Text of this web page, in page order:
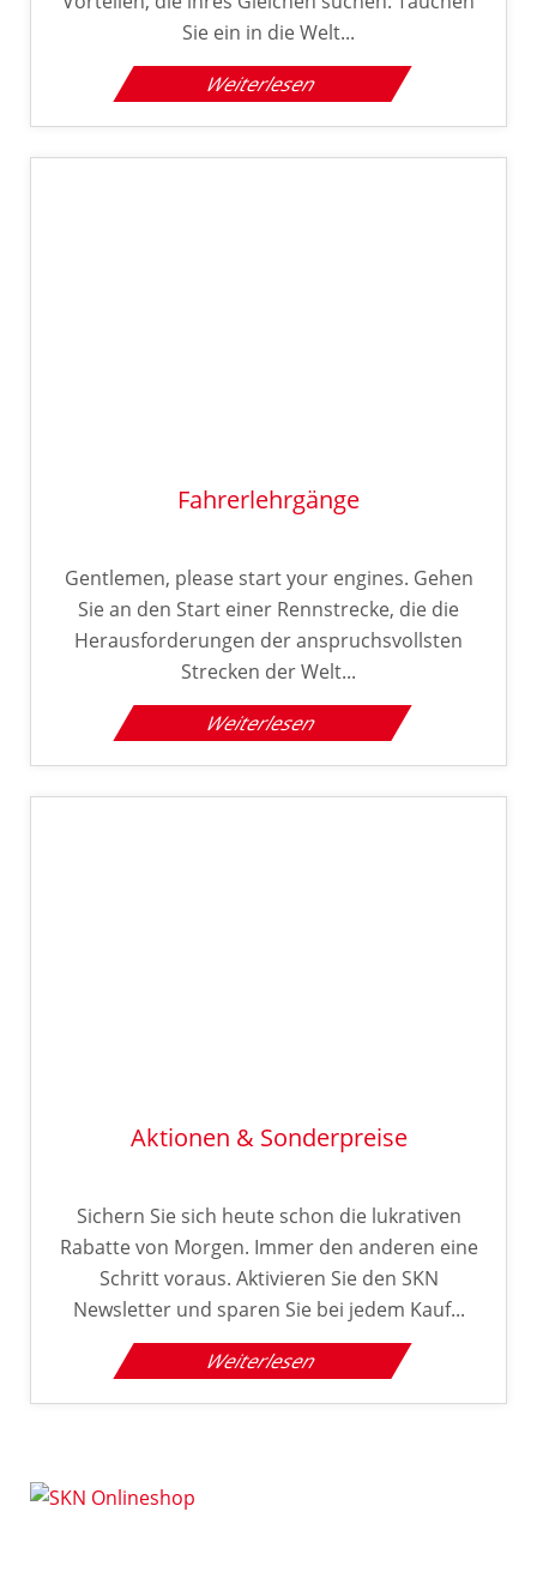
Sie ein in die Welt...
Weiterlesen
Fahrerlehrgänge
Gentlemen, please start your engines. Gehen
Sie an den Start einer Rennstrecke, die die
Herausforderungen der anspruchsvollsten
Strecken der Welt...
Weiterlesen
Aktionen & Sonderpreise
Sichern Sie sich heute schon die lukrativen
Rabatte von Morgen. Immer den anderen eine
Schritt voraus. Aktivieren Sie den SKN
Newsletter und sparen Sie bei jedem Kauf...
Weiterlesen